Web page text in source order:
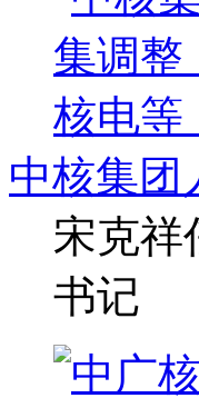
中核集团
宋克祥
书记